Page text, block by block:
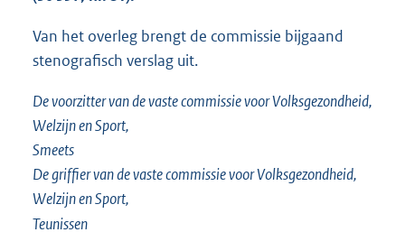
Van het overleg brengt de commissie bijgaand
stenografisch verslag uit.
De voorzitter van de vaste commissie voor Volksgezondheid,
Welzijn en Sport,
Smeets
De griffier van de vaste commissie voor Volksgezondheid,
Welzijn en Sport,
Teunissen